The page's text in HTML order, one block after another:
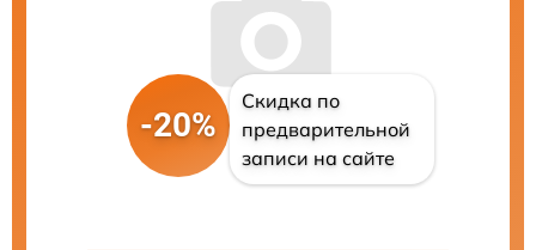
-20%
Скидка по
предварительной
записи на сайте